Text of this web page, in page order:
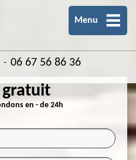
Menu
- 06 67 56 86 36
gratuit
en - de 24h